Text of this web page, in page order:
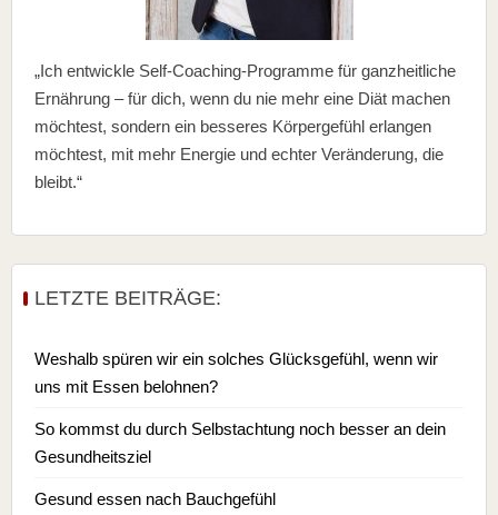
„Ich entwickle Self-Coaching-Programme für ganzheitliche
Ernährung – für dich, wenn du nie mehr eine Diät machen
möchtest, sondern ein besseres Körpergefühl erlangen
möchtest, mit mehr Energie und echter Veränderung, die
bleibt.“
LETZTE BEITRÄGE:
Weshalb spüren wir ein solches Glücksgefühl, wenn wir
uns mit Essen belohnen?
So kommst du durch Selbstachtung noch besser an dein
Gesundheitsziel
Gesund essen nach Bauchgefühl